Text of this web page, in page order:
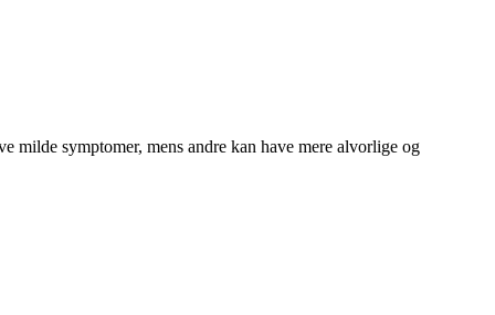
milde symptomer, mens andre kan have mere alvorlige og